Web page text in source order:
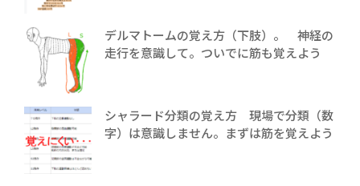
デルマトームの覚え方（下肢）。 神経の
走行を意識して。ついでに筋も覚えよう
シャラード分類の覚え方 現場で分類（数
字）は意識しません。まずは筋を覚えよう